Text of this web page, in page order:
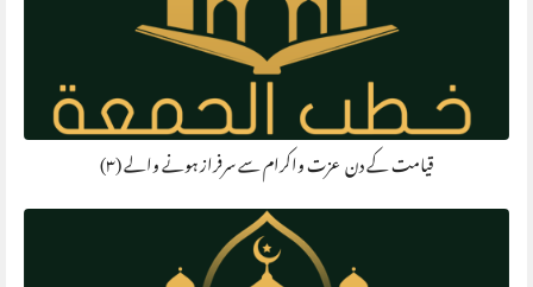
قیامت کے دن عزت واکرام سے سرفراز ہونے والے (۳)